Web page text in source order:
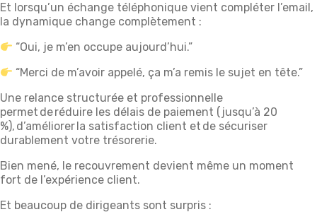
Et lorsqu’un échange téléphonique vient compléter l’email,
la dynamique change complètement :
“Oui, je m’en occupe aujourd’hui.”
“Merci de m’avoir appelé, ça m’a remis le sujet en tête.”
Une relance structurée et professionnelle
permet de réduire les délais de paiement (jusqu’à 20
%), d’améliorer la satisfaction client et de sécuriser
durablement votre trésorerie.
Bien mené, le recouvrement devient même un moment
fort de l’expérience client.
Et beaucoup de dirigeants sont surpris :